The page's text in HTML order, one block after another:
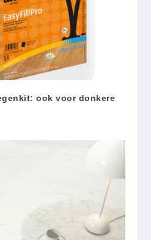
ook voor donkere